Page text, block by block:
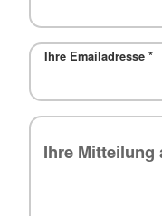
Ihre Emailadresse *